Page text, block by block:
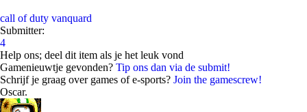
call of duty vanquard
Submitter:
4
Help ons; deel dit item als je het leuk vond
Gamenieuwtje gevonden? Tip ons dan via de submit!
Schrijf je graag over games of e-sports? Join the gamescrew!
Oscar.